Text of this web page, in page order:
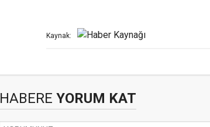
Kaynak:
HABERE YORUM KAT